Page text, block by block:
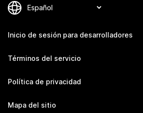
Inicio de sesión para desarrolladores
Términos del servicio
Política de privacidad
Mapa del sitio